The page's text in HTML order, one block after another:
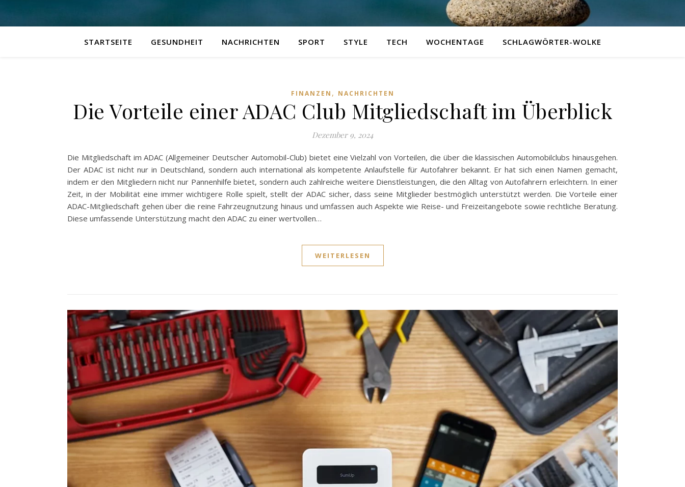
STARTSEITE GESUNDHEIT NACHRICHTEN SPORT STYLE TECH WOCHENTAGE SCHLAGWÖRTER-WOLKE
FINANZEN , NACHRICHTEN
Die Vorteile einer ADAC Club Mitgliedschaft im Überblick
Dezember 9, 2024
Die Mitgliedschaft im ADAC (Allgemeiner Deutscher Automobil-Club) bietet eine Vielzahl von Vorteilen, die über die klassischen Automobilclubs hinausgehen.
Der ADAC ist nicht nur in Deutschland, sondern auch international als kompetente Anlaufstelle für Autofahrer bekannt. Er hat sich einen Namen gemacht,
indem er den Mitgliedern nicht nur Pannenhilfe bietet, sondern auch zahlreiche weitere Dienstleistungen, die den Alltag von Autofahrern erleichtern. In einer
Zeit, in der Mobilität eine immer wichtigere Rolle spielt, stellt der ADAC sicher, dass seine Mitglieder bestmöglich unterstützt werden. Die Vorteile einer
ADAC-Mitgliedschaft gehen über die reine Fahrzeugnutzung hinaus und umfassen auch Aspekte wie Reise- und Freizeitangebote sowie rechtliche Beratung.
Diese umfassende Unterstützung macht den ADAC zu einer wertvollen…
WEITERLESEN